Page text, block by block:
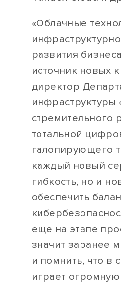
«Облачные
развития
источник новых
директор
инфраструктуры
стремительного
тотальной
галопирующего
каждый новый
гибкость, но и
обеспечить
еще на этапе
значит заранее
и помнить, что в
играет